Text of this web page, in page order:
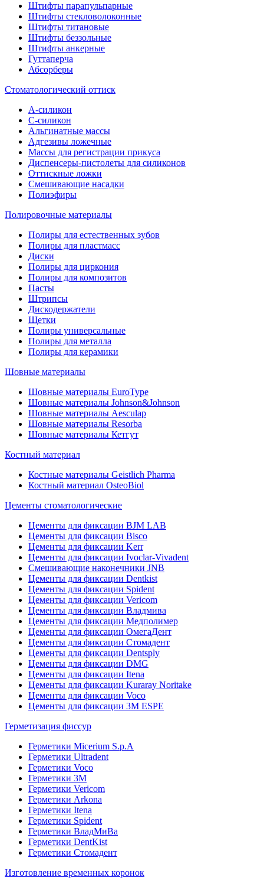
Штифты парапульпарные
Штифты стекловолоконные
Штифты титановые
Штифты беззольные
Штифты анкерные
Гуттаперча
Абсорберы
Стоматологический оттиск
А-силикон
C-силикон
Альгинатные массы
Адгезивы ложечные
Массы для регистрации прикуса
Диспенсеры-пистолеты для силиконов
Оттискные ложки
Смешивающие насадки
Полиэфиры
Полировочные материалы
Полиры для естественных зубов
Полиры для пластмасс
Диски
Полиры для циркония
Полиры для композитов
Пасты
Штрипсы
Дискодержатели
Щетки
Полиры универсальные
Полиры для металла
Полиры для керамики
Шовные материалы
Шовные материалы EuroType
Шовные материалы Johnson&Johnson
Шовные материалы Aesculap
Шовные материалы Resorba
Шовные материалы Кетгут
Костный материал
Костные материалы Geistlich Pharma
Костный материал OsteoBiol
Цементы стоматологические
Цементы для фиксации BJM LAB
Цементы для фиксации Bisco
Цементы для фиксации Kerr
Цементы для фиксации Ivoclar-Vivadent
Смешивающие наконечники JNB
Цементы для фиксации Dentkist
Цементы для фиксации Spident
Цементы для фиксации Vericom
Цементы для фиксации Владмива
Цементы для фиксации Медполимер
Цементы для фиксации ОмегаДент
Цементы для фиксации Стомадент
Цементы для фиксации Dentsply
Цементы для фиксации DMG
Цементы для фиксации Itena
Цементы для фиксации Kuraray Noritake
Цементы для фиксации Voco
Цементы для фиксации 3M ESPE
Герметизация фиссур
Герметики Micerium S.p.A
Герметики Ultradent
Герметики Voco
Герметики 3M
Герметики Vericom
Герметики Arkona
Герметики Itena
Герметики Spident
Герметики ВладМиВа
Герметики DentKist
Герметики Стомадент
Изготовление временных коронок